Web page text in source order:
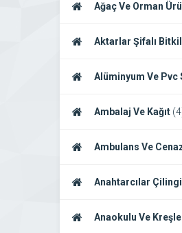
Ağaç Ve Orman
Aktarlar Şifalı
Alüminyum Ve Pvc
Ambalaj Ve Kağıt
Ambulans Ve
Anahtarcılar
Anaokulu Ve